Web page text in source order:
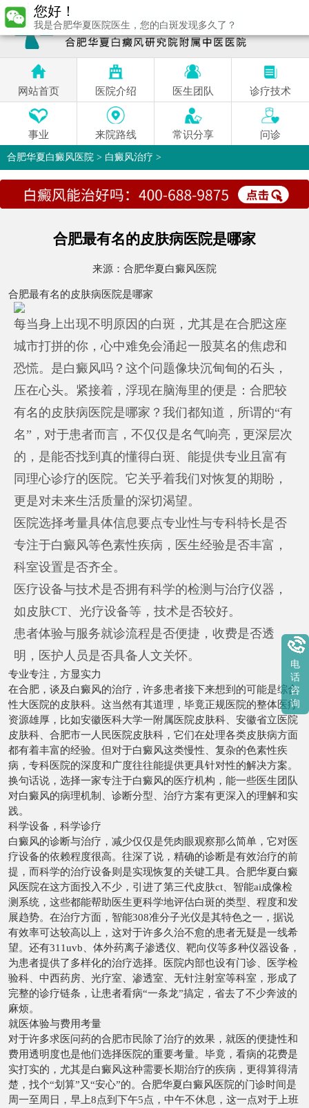
网站首页 医院介绍 医生团队 诊疗技术
事业 来院路线 常识分享 问诊
合肥华夏白癜风医院 > 白癜风治疗 >
合肥最有名的皮肤病医院是哪家
来源： 合肥华夏白癜风医院
合肥最有名的皮肤病医院是哪家
每当身上出现不明原因的白斑，尤其是在合肥这座
城市打拼的你，心中难免会涌起一股莫名的焦虑和
恐慌。是白癜风吗？这个问题像块沉甸甸的石头，
压在心头。紧接着，浮现在脑海里的便是：合肥较
有名的皮肤病医院是哪家？我们都知道，所谓的“有
名”，对于患者而言，不仅仅是名气响亮，更深层次
的，是能否找到真的懂得白斑、能提供专业且富有
同理心诊疗的医院。它关乎着我们对恢复的期盼，
更是对未来生活质量的深切渴望。
医院选择考量具体信息要点专业性与专科特长是否
专注于白癜风等色素性疾病，医生经验是否丰富，
科室设置是否齐全。
医疗设备与技术是否拥有科学的检测与治疗仪器，
如皮肤CT、光疗设备等，技术是否较好。
患者体验与服务就诊流程是否便捷，收费是否透
明，医护人员是否具备人文关怀。
专业专注，方显实力
在合肥，谈及白癜风的治疗，许多患者接下来想到的可能是综合
性大医院的皮肤科。这当然有其道理，毕竟正规医院的整体医疗
资源雄厚，比如安徽医科大学一附属医院皮肤科、安徽省立医院
皮肤科、合肥市一人民医院皮肤科，它们在处理各类皮肤病方面
都有着丰富的经验。但对于白癜风这类慢性、复杂的色素性疾
病，专科医院的深度和广度往往能提供更具针对性的解决方案。
换句话说，选择一家专注于白癜风的医疗机构，能一些医生团队
对白癜风的病理机制、诊断分型、治疗方案有更深入的理解和实
践。
科学设备，科学诊疗
白癜风的诊断与治疗，减少仅仅是凭肉眼观察那么简单，它对医
疗设备的依赖程度很高。往深了说，精确的诊断是有效治疗的前
提，而科学的治疗设备则是实现恢复的关键工具。合肥华夏白癜
风医院在这方面投入不少，引进了第三代皮肤ct、智能ai成像检
测系统，这些都能帮助医生更科学地评估白斑的类型、程度和发
展趋势。在治疗方面，智能308准分子光仪是其特色之一，据说
有效率可达较高以上，这对于许多久治不愈的患者无疑是一线希
望。还有311uvb、体外药离子渗透仪、靶向仪等多种仪器设备，
为患者提供了多样化的治疗选择。医院内部也设有门诊、医学检
验科、中西药房、光疗室、渗透室、无针注射室等科室，形成了
完整的诊疗链条，让患者看病“一条龙”搞定，省去了不少奔波的
麻烦。
就医体验与费用考量
对于许多求医问药的合肥市民除了治疗的效果，就医的便捷性和
费用透明度也是他们选择医院的重要考量。毕竟，看病的花费是
实打实的，尤其是白癜风这种需要长期治疗的疾病，更得算得清
楚，找个“划算”又“安心”的。合肥华夏白癜风医院的门诊时间是
周一至周日，早上8点到下午5点，中午不休息，这一点对于上班
电
话
咨
询
您好！
我是合肥华夏医院医生，您的白斑发现多久了？